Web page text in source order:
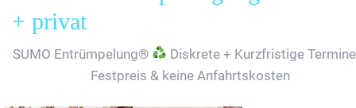
+ privat
SUMO Entrümpelung®
Diskrete + Kurzfristige
Festpreis & keine Anfahrtskosten